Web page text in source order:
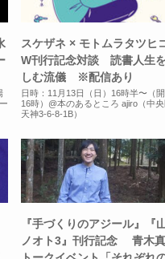
スケザネ × モトムラタツヒ
W刊行記念対談 読書人生
しむ流儀 ※配信あり
日時：11月13日（日）16時半〜（
16時）@本のあるところ ajiro（中
天神3-6-8-1B）
『手づくりのアジール』『
ノオト3』刊行記念 青木